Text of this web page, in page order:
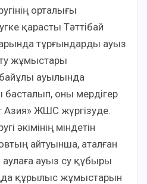
орталығы
қарасты Тәттібай
тұрғындарды ауыз
жұмыстары
ауылында
оны мердігер
Азия» ЖШС жүргізуде.
әкімінің міндетін
айтуынша, аталған
ауыз су құбыры
құрылыс жұмыстарын